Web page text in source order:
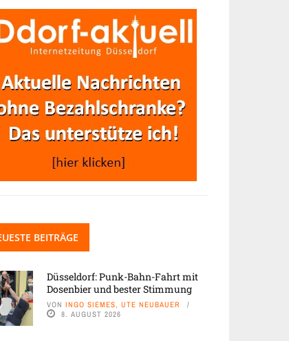
BEITRÄGE
Düsseldorf: Punk-Bahn-Fahrt mit
Dosenbier und bester Stimmung
VON INGO SIEMES, UTE NEUBAUER
8. AUGUST 2026